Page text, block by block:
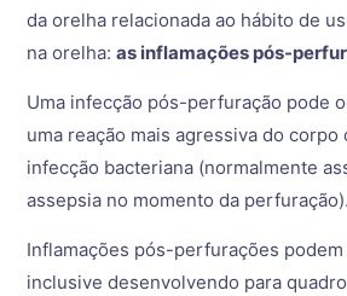
da orelha relacionada ao hábito de
na orelha:as inflamações pós-
Uma infecção pós-perfuração pode
uma reação mais agressiva do corpo
infecção bacteriana (normalmente
assepsia no momento da perfuração).
Inflamações pós-perfurações
inclusive desenvolvendo para